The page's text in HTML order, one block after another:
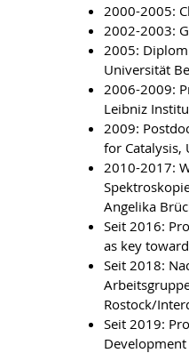
2000-2005:
2002-2003:
2005:
Universität
2006-2009:
Leibniz
2009:
for Catalysis,
2010-2017:
Angelika
Seit 2016:
as key
Seit 2018:
Rostock/
Seit 2019: